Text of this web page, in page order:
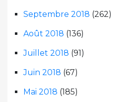
Septembre 2018 (262)
Août 2018 (136)
Juillet 2018 (91)
Juin 2018 (67)
Mai 2018 (185)